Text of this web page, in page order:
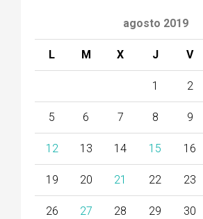
agosto 2019
L M X J V
1 2
5 6 7 8 9
12 13 14 15 16
19 20 21 22 23
26 27 28 29 30